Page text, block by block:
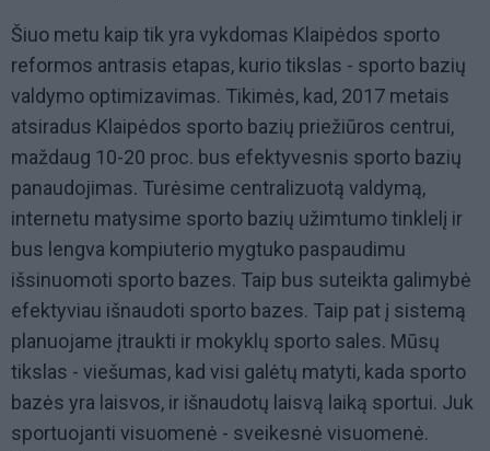
Šiuo metu kaip tik yra vykdomas Klaipėdos sporto
reformos antrasis etapas, kurio tikslas - sporto bazių
valdymo optimizavimas. Tikimės, kad, 2017 metais
atsiradus Klaipėdos sporto bazių priežiūros centrui,
maždaug 10-20 proc. bus efektyvesnis sporto bazių
panaudojimas. Turėsime centralizuotą valdymą,
internetu matysime sporto bazių užimtumo tinklelį ir
bus lengva kompiuterio mygtuko paspaudimu
išsinuomoti sporto bazes. Taip bus suteikta galimybė
efektyviau išnaudoti sporto bazes. Taip pat į sistemą
planuojame įtraukti ir mokyklų sporto sales. Mūsų
tikslas - viešumas, kad visi galėtų matyti, kada sporto
bazės yra laisvos, ir išnaudotų laisvą laiką sportui. Juk
sportuojanti visuomenė - sveikesnė visuomenė.